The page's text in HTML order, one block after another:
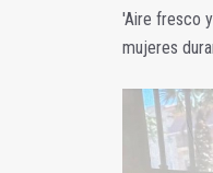
'Aire fresco
mujeres